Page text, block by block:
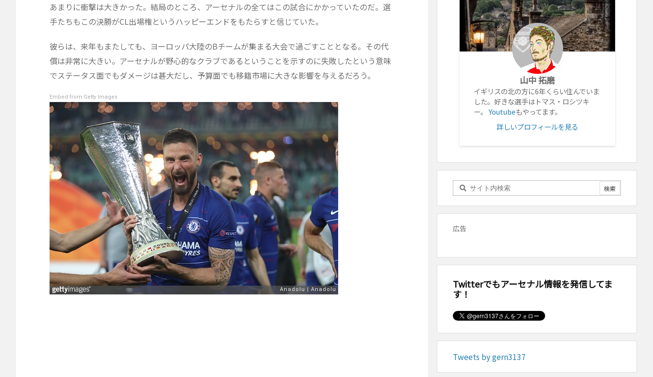
あまりに衝撃は大きかった。結局のところ、アーセナルの全てはこの試合にかかっていたのだ。選
手たちもこの決勝がCL出場権というハッピーエンドをもたらすと信じていた。
彼らは、来年もまたしても、ヨーロッパ大陸のBチームが集まる大会で過ごすこととなる。その代
償は非常に大きい。アーセナルが野心的なクラブであるということを示すのに失敗したという意味
でステータス面でもダメージは甚大だし、予算面でも移籍市場に大きな影響を与えるだろう。
Embed from Getty Images
山中 拓磨
イギリスの北の方に6年くらい住んでいま
した。好きな選手はトマス・ロシツキ
ー。Youtubeもやってます。
詳しいプロフィールを見る
広告
Twitterでもアーセナル情報を発信してま
す！
Tweets by gern3137